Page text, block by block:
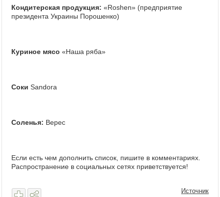
Кондитерская продукция: «Roshen» (предприятие
президента Украины Порошенко)
Куриное мясо «Наша ряба»
Соки Sandora
Соленья: Верес
Если есть чем дополнить список, пишите в комментариях.
Распространение в социальных сетях приветствуется!
Источник